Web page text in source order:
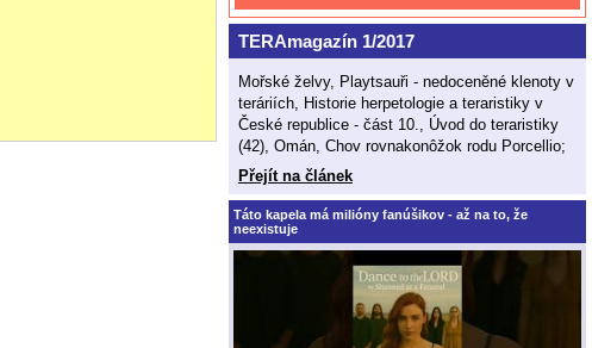
TERAmagazín 1/2017
Mořské želvy, Playtsauři - nedoceněné klenoty v
teráriích, Historie herpetologie a teraristiky v
České republice - část 10., Úvod do teraristiky
(42), Omán, Chov rovnakonôžok rodu Porcellio;
Přejít na článek
Táto kapela má milióny fanúšikov - až na to, že
neexistuje